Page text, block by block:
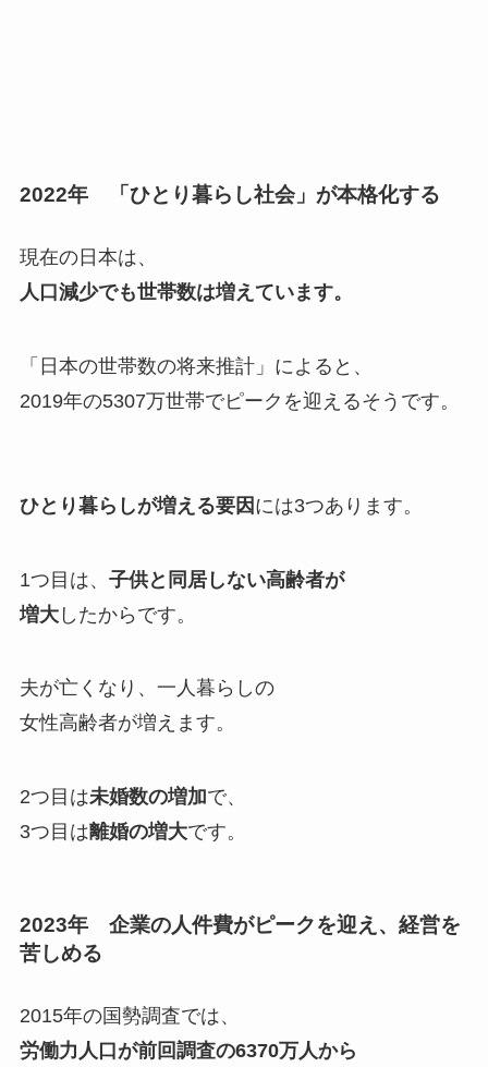
2022年 「ひとり暮らし社会」が本格化する
現在の日本は、
人口減少でも世帯数は増えています。
「日本の世帯数の将来推計」によると、
2019年の5307万世帯でピークを迎えるそうです。
ひとり暮らしが増える要因 には3つあります。
1つ目は、 子供と同居しない高齢者が
増大したからです。
夫が亡くなり、一人暮らしの
女性高齢者が増えます。
2つ目は未婚数の増加で、
3つ目は離婚の増大です。
2023年 企業の人件費がピークを迎え、経営を
苦しめる
2015年の国勢調査では、
労働力人口が前回調査の6370万人から